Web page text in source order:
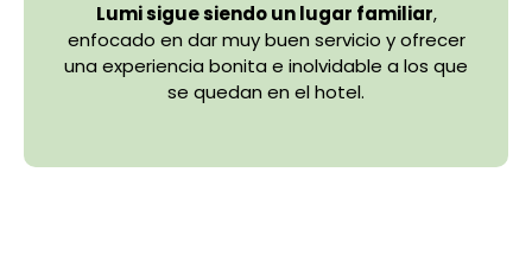
Lumi sigue siendo un lugar familiar,
enfocado en dar muy buen servicio y ofrecer
una experiencia bonita e inolvidable a los que
se quedan en el hotel.